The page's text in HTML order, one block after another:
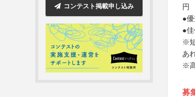
コンテスト掲載申し込み
円
●
●
※
あ
※
募